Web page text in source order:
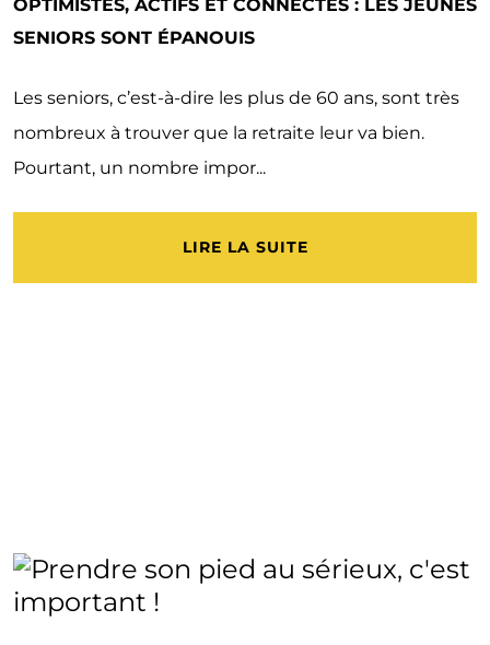
OPTIMISTES, ACTIFS ET CONNECTÉS : LES JEUNES
SENIORS SONT ÉPANOUIS
Les seniors, c’est-à-dire les plus de 60 ans, sont très
nombreux à trouver que la retraite leur va bien.
Pourtant, un nombre impor...
LIRE LA SUITE